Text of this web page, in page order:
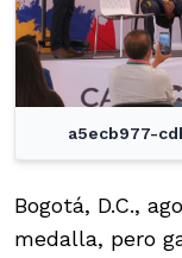
a5ecb977-
Bogotá, D.C.,
medalla, pero